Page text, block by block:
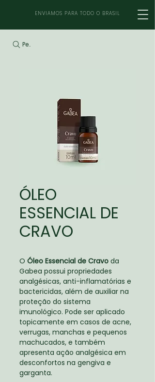
ENVIAMOS PARA TODO O BRASIL
Pesquisar
ÓLEO
ESSENCIAL DE
CRAVO
O Óleo Essencial de Cravo da
Gabea possui propriedades
analgésicas, anti-inflamatórias e
bactericidas, além de auxiliar na
proteção do sistema
imunológico. Pode ser aplicado
topicamente em casos de acne,
verrugas, manchas e pequenos
machucados, e também
apresenta ação analgésica em
desconfortos na gengiva e
garganta.